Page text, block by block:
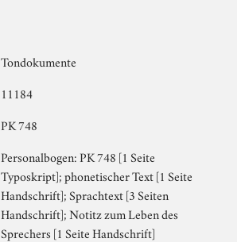
Tondokumente
11184
PK 748
Personalbogen: PK 748 [1 Seite
Typoskript]; phonetischer Text [1 Seite
Handschrift]; Sprachtext [3 Seiten
Handschrift]; Notitz zum Leben des
Sprechers [1 Seite Handschrift]